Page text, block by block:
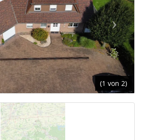
(1 von 2)